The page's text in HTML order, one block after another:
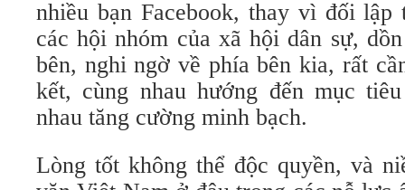
nhiều bạn Facebook, thay vì đối
các hội nhóm của xã hội dân sự,
bên, nghi ngờ về phía bên kia, rất
kết, cùng nhau hướng đến mục
nhau tăng cường minh bạch.
Lòng tốt không thể độc quyền, và